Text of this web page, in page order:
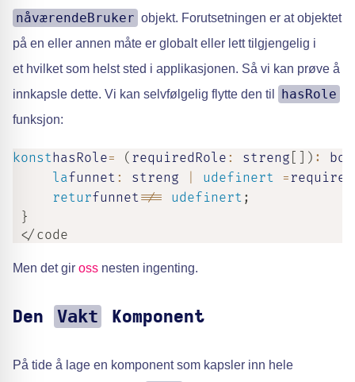
nåværendeBruker objekt. Forutsetningen er at objektet
på en eller annen måte er globalt eller lett tilgjengelig i
et hvilket som helst sted i applikasjonen. Så vi kan prøve å
innkapsle dette. Vi kan selvfølgelig flytte den til
hasRole
funksjon:
konsthasRole= ( requiredRole : streng ) :
lafunnet : streng udefinert =
returfunnet!== udefinert ;
}
</code
Men det gir oss nesten ingenting.
Den Vakt Komponent
På tide å lage en komponent som kapsler inn hele